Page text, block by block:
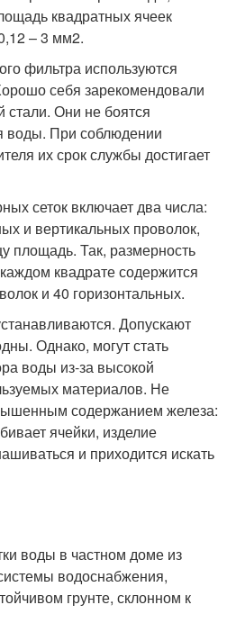
квадратных ячеек
– 3 мм2.
фильтра используются
себя зарекомендовали
Они не боятся
воды. При соблюдении
их срок службы достигает
сеток включает два числа:
и вертикальных проволок,
площадь. Так, размерность
квадрате содержится
и 40 горизонтальных.
Допускают
Однако, могут стать
воды из-за высокой
материалов. Не
содержанием железа:
ячейки, изделие
и приходится искать
воды в частном доме из
водоснабжения,
грунте, склонном к